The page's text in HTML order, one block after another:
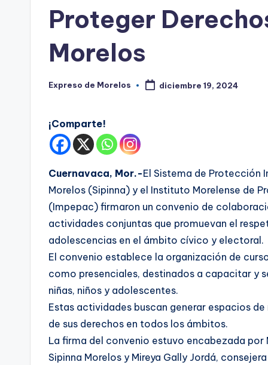
Proteger
Morelos
Publicado
Expreso de Morelos diciembre 19, 2024
¡Comparte!
Cuernavaca, Mor.-El Sistema de Protección
Morelos (Sipinna) y el Instituto Morelense de
(Impepac) firmaron un convenio de
actividades conjuntas que promuevan el
adolescencias en el ámbito cívico y electoral.
El convenio establece la organización de
como presenciales, destinados a capacitar y
niñas, niños y adolescentes.
Estas actividades buscan generar espacios
de sus derechos en todos los ámbitos.
La firma del convenio estuvo encabezada por
Sipinna Morelos y Mireya Gally Jordá,